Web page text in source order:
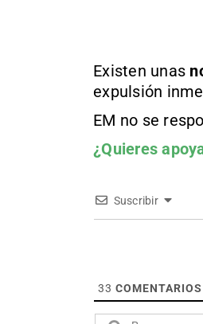
Existen unas
expulsión
EM no se
¿Quieres
Suscribir
33 COMENTARIOS